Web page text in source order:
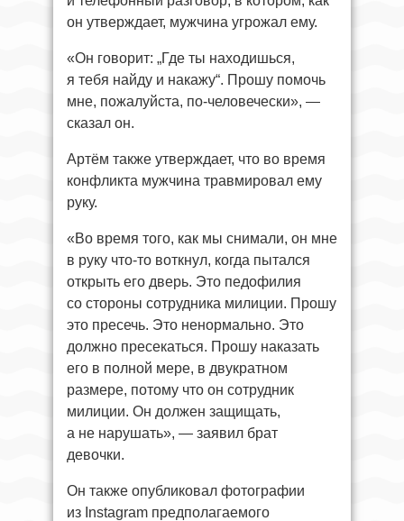
он утверждает, мужчина угрожал ему.
«Он говорит: „Где ты находишься,
я тебя найду и накажу“. Прошу помочь
мне, пожалуйста, по-человечески», —
сказал он.
Артём также утверждает, что во время
конфликта мужчина травмировал ему
руку.
«Во время того, как мы снимали, он мне
в руку что-то воткнул, когда пытался
открыть его дверь. Это педофилия
со стороны сотрудника милиции. Прошу
это пресечь. Это ненормально. Это
должно пресекаться. Прошу наказать
его в полной мере, в двукратном
размере, потому что он сотрудник
милиции. Он должен защищать,
а не нарушать», — заявил брат
девочки.
Он также опубликовал фотографии
из Instagram предполагаемого